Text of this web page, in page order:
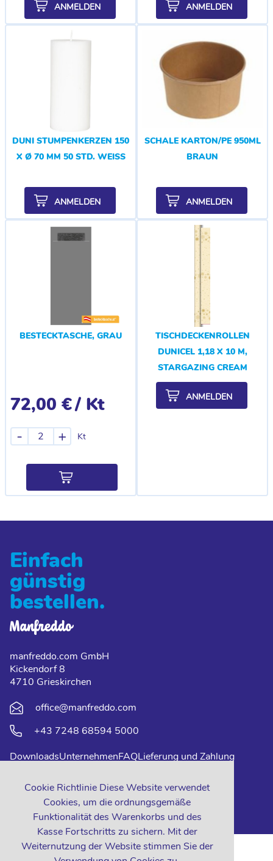
Cookie Richtlinie Diese Website verwendet
Cookies, um die ordnungsgemäße
Funktionalität des Warenkorbs und des
Kasse Fortschritts zu sichern. Mit der
Weiternutzung der Website stimmen Sie der
ANMELDEN
ANMELDEN
DUNI STUMPENKERZEN 150
X Ø 70 MM 50 STD. WEISS
ANMELDEN
SCHALE KARTON/PE 950ML
BRAUN
ANMELDEN
BESTECKTASCHE, GRAU
72,00 €/ Kt
Kt
- +
TISCHDECKENROLLEN
DUNICEL 1,18 X 10 M,
STARGAZING CREAM
ANMELDEN
Einfach
günstig
bestellen.
manfreddo.com GmbH
Kickendorf 8
4710 Grieskirchen
office@manfreddo.com
+43 7248 68594 5000
DownloadsUnternehmenFAQLieferung und Zahlung